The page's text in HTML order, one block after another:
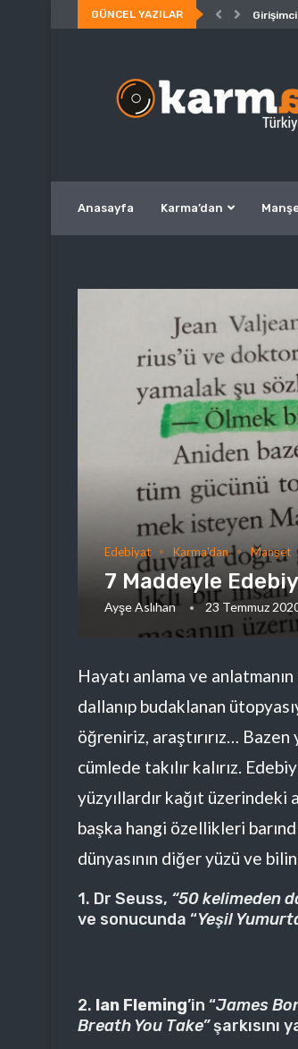
GÜNCEL YAZILAR
Anasayfa Karma’dan
Edebiyat Karma'dan Manşet
7 Maddeyle
Ayşe Aslıhan 23 Temmuz
Hayatı anlama ve
dallanıp budaklanan
öğreniriz, araştırırız…
cümlede takılır kalırız.
yüzyıllardır kağıt üzerindeki
başka hangi özellikleri
dünyasının diğer yüzü ve
1. Dr Seuss, “50 kelimeden
ve sonucunda “Yeşil
2. Ian Fleming’in “James
Breath You Take”şarkısını